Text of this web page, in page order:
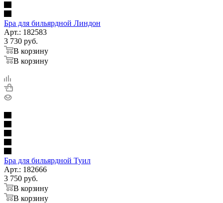
Бра для бильярдной Линдон
Арт.: 182583
3 730 руб.
В корзину
В корзину
Бра для бильярдной Туил
Арт.: 182666
3 750 руб.
В корзину
В корзину